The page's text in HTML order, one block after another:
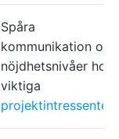
Spåra
kommunikation och
nöjdhetsnivåer hos
viktiga
projektintressenter